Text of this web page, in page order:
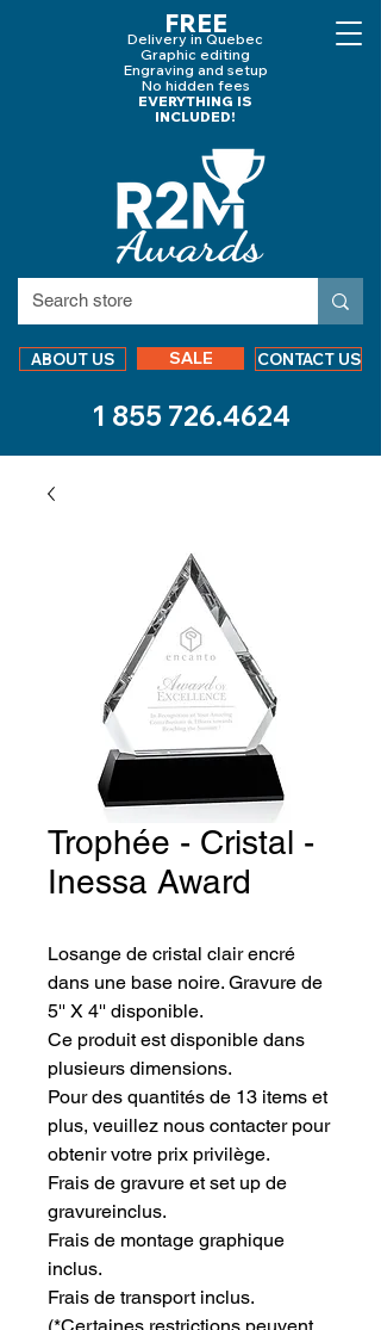
FREE
Delivery in Quebec
Graphic editing
Engraving and setup
No hidden fees
EVERYTHING IS
INCLUDED!
ABOUT US SALE CONTACT US
1 855 726.4624
Trophée - Cristal -
Inessa Award
Losange de cristal clair encré
dans une base noire. Gravure de
5'' X 4'' disponible.
Ce produit est disponible dans
plusieurs dimensions.
Pour des quantités de 13 items et
plus, veuillez nous contacter pour
obtenir votre prix privilège.
Frais de gravure et set up de
gravureinclus.
Frais de montage graphique
inclus.
Frais de transport inclus.